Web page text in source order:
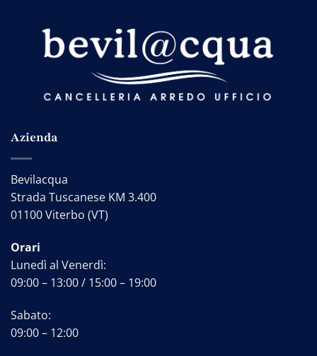
Azienda
Bevilacqua
Strada Tuscanese KM 3.400
01100 Viterbo (VT)
Orari
Lunedì al Venerdì:
09:00 – 13:00 / 15:00 – 19:00
Sabato:
09:00 – 12:00